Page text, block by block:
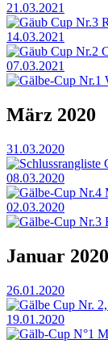
21.03.2021
Gäub Cup Nr.3
14.03.2021
Gäub Cup Nr.2
07.03.2021
Gälbe-Cup Nr.1
März 2020
31.03.2020
Schlussrangliste
08.03.2020
Gälbe-Cup Nr.4
02.03.2020
Gälbe-Cup Nr.3
Januar 2020
26.01.2020
Gälbe Cup Nr.
19.01.2020
Gälb-Cup N°1